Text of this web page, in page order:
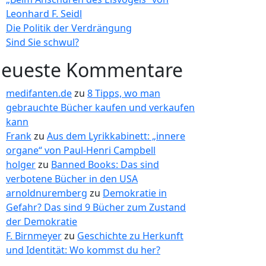
Leonhard F. Seidl
Die Politik der Verdrängung
Sind Sie schwul?
Kommentare
medifanten.dezu 8 Tipps, wo man
gebrauchte Bücher kaufen und verkaufen
kann
Frankzu Aus dem Lyrikkabinett: „innere
organe“ von Paul-Henri Campbell
holgerzu Banned Books: Das sind
verbotene Bücher in den USA
arnoldnuremberg zu Demokratie in
Gefahr? Das sind 9 Bücher zum Zustand
der Demokratie
F. Birnmeyerzu Geschichte zu Herkunft
und Identität: Wo kommst du her?